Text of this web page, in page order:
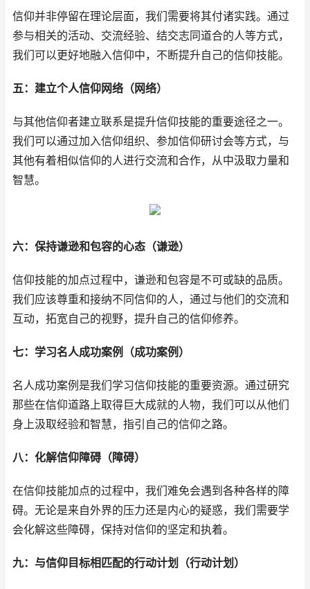
信仰并非停留在理论层面，我们需要将其付诸实践。通过
参与相关的活动、交流经验、结交志同道合的人等方式，
我们可以更好地融入信仰中，不断提升自己的信仰技能。
五：建立个人信仰网络（网络）
与其他信仰者建立联系是提升信仰技能的重要途径之一。
我们可以通过加入信仰组织、参加信仰研讨会等方式，与
其他有着相似信仰的人进行交流和合作，从中汲取力量和
智慧。
六：保持谦逊和包容的心态（谦逊）
信仰技能的加点过程中，谦逊和包容是不可或缺的品质。
我们应该尊重和接纳不同信仰的人，通过与他们的交流和
互动，拓宽自己的视野，提升自己的信仰修养。
七：学习名人成功案例（成功案例）
名人成功案例是我们学习信仰技能的重要资源。通过研究
那些在信仰道路上取得巨大成就的人物，我们可以从他们
身上汲取经验和智慧，指引自己的信仰之路。
八：化解信仰障碍（障碍）
在信仰技能加点的过程中，我们难免会遇到各种各样的障
碍。无论是来自外界的压力还是内心的疑惑，我们需要学
会化解这些障碍，保持对信仰的坚定和执着。
九：与信仰目标相匹配的行动计划（行动计划）